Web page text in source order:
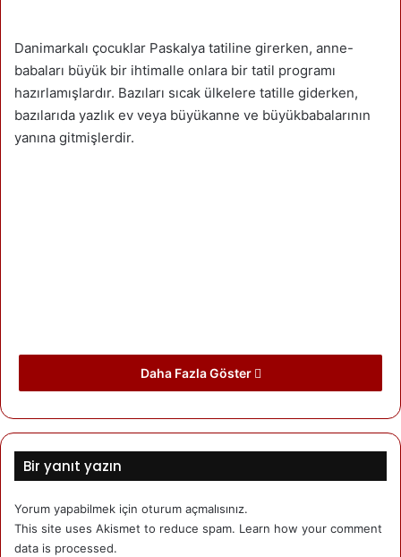
Danimarkalı çocuklar Paskalya tatiline girerken, anne-
babaları büyük bir ihtimalle onlara bir tatil programı
hazırlamışlardır. Bazıları sıcak ülkelere tatille giderken,
bazılarıda yazlık ev veya büyükanne ve büyükbabalarının
yanına gitmişlerdir.
Bende Paskalya tatilimde bir seminere katılarak İzmir’de
geçirdim. Bu yılın Paskalyası hem Newroz’a hemde
İstanbul ve Brüksel bombalamalarına denk geldi.
İzmir’in sokakları, AKP ve Erdoğan’nın mağduru olan
Daha Fazla Göster
Bir yanıt yazın
Yorum yapabilmek için oturum açmalısınız.
This site uses Akismet to reduce spam. Learn how your comment
data is processed.